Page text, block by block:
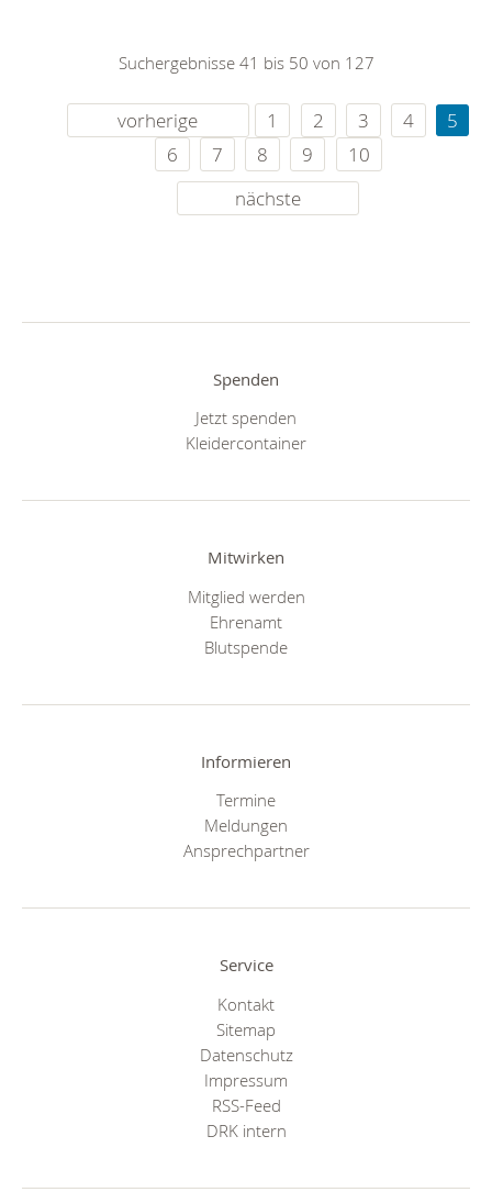
Suchergebnisse 41 bis 50 von 127
vorherige 1 2 3 4
5
6
7 8 9
10
nächste
Spenden
Jetzt spenden
Kleidercontainer
Mitwirken
Mitglied werden
Ehrenamt
Blutspende
Informieren
Termine
Meldungen
Ansprechpartner
Service
Kontakt
Sitemap
Datenschutz
Impressum
RSS-Feed
DRK intern